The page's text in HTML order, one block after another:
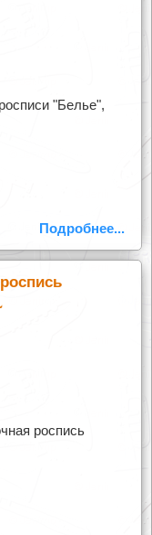
"Белье",
Подробнее...
роспись